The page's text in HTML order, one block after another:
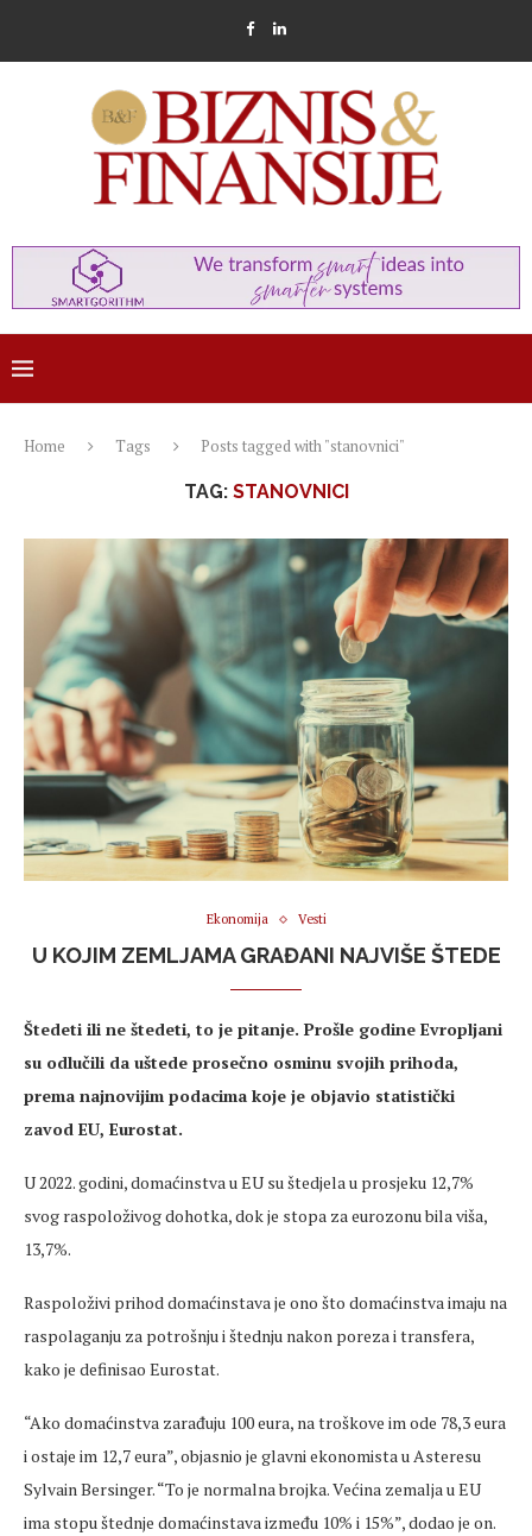
Home Tags Posts tagged with "stanovnici"
TAG: STANOVNICI
Ekonomija Vesti
U KOJIM ZEMLJAMA GRAĐANI NAJVIŠE ŠTEDE
Štedeti ili ne štedeti, to je pitanje. Prošle godine Evropljani
su odlučili da uštede prosečno osminu svojih prihoda,
prema najnovijim podacima koje je objavio statistički
zavod EU, Eurostat.
U 2022. godini, domaćinstva u EU su štedjela u prosjeku 12,7%
svog raspoloživog dohotka, dok je stopa za eurozonu bila viša,
13,7%.
Raspoloživi prihod domaćinstava je ono što domaćinstva imaju na
raspolaganju za potrošnju i štednju nakon poreza i transfera,
kako je definisao Eurostat.
“Ako domaćinstva zarađuju 100 eura, na troškove im ode 78,3 eura
i ostaje im 12,7 eura”, objasnio je glavni ekonomista u Asteresu
Sylvain Bersinger. “To je normalna brojka. Većina zemalja u EU
ima stopu štednje domaćinstava između 10% i 15%”, dodao je on.